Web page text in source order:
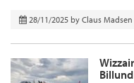
28/11/2025 by Claus Madsen
Billund